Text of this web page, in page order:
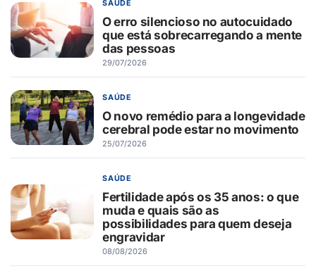
SAÚDE
O erro silencioso no autocuidado
que está sobrecarregando a mente
das pessoas
29/07/2026
SAÚDE
O novo remédio para a longevidade
cerebral pode estar no movimento
25/07/2026
SAÚDE
Fertilidade após os 35 anos: o que
muda e quais são as
possibilidades para quem deseja
engravidar
08/08/2026